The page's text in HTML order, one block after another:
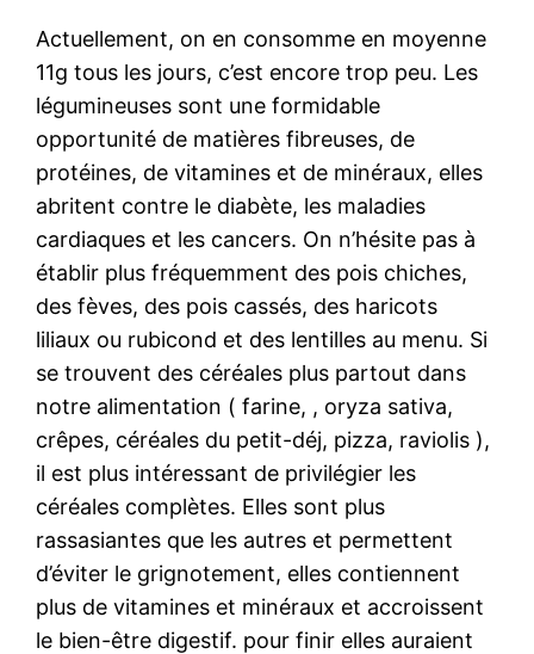
Actuellement, on en consomme en moyenne
11g tous les jours, c’est encore trop peu. Les
légumineuses sont une formidable
opportunité de matières fibreuses, de
protéines, de vitamines et de minéraux, elles
abritent contre le diabète, les maladies
cardiaques et les cancers. On n’hésite pas à
établir plus fréquemment des pois chiches,
des fèves, des pois cassés, des haricots
liliaux ou rubicond et des lentilles au menu. Si
se trouvent des céréales plus partout dans
notre alimentation ( farine, , oryza sativa,
crêpes, céréales du petit-déj, pizza, raviolis ),
il est plus intéressant de privilégier les
céréales complètes. Elles sont plus
rassasiantes que les autres et permettent
d’éviter le grignotement, elles contiennent
plus de vitamines et minéraux et accroissent
le bien-être digestif. pour finir elles auraient